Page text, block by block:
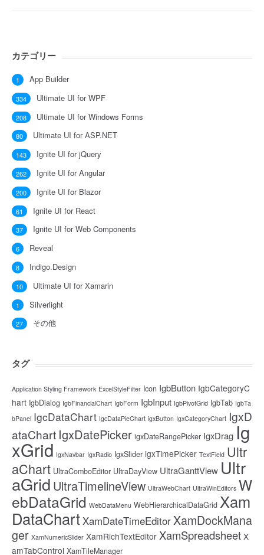
カテゴリー
App Builder
1
Ultimate UI for WPF
334
Ultimate UI for Windows Forms
208
Ultimate UI for ASP.NET
80
Ignite UI for jQuery
143
Ignite UI for Angular
262
Ignite UI for Blazor
200
Ignite UI for React
61
Ignite UI for Web Components
37
Reveal
6
Indigo.Design
8
Ultimate UI for Xamarin
10
Silverlight
1
その他
27
タグ
Application Styling Framework ExcelStyleFilter Icon IgbButton IgbCategoryC
hart IgbDialog IgbFinancialChart IgbForm IgbInput IgbPivotGrid IgbTab IgbTa
bPanel IgcDataChart IgcDataPieChart igxButton IgxCategoryChart IgxD
ataChart IgxDatePicker igxDateRangePicker IgxDragIg
xGrid IgxNavbar IgxRadio IgxSlider igxTimePicker TextField Ultr
aChart UltraComboEditor UltraDayView UltraGanttView Ultr
aGrid UltraTimelineView UltraWebChart UltraWinEditors W
ebDataGrid WebDataMenu WebHierarchicalDataGrid Xam
DataChartXamDateTimeEditorXamDockMana
ger XamNumericSlider XamRichTextEditor XamSpreadsheet X
amTabControl XamTileManager